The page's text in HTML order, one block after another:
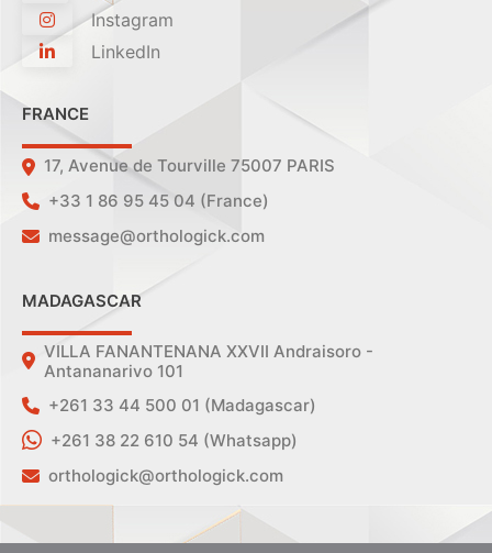
Instagram
LinkedIn
FRANCE
17, Avenue de Tourville 75007 PARIS
+33 1 86 95 45 04 (France)
message@orthologick.com
MADAGASCAR
VILLA FANANTENANA XXVII Andraisoro -
Antananarivo 101
+261 33 44 500 01 (Madagascar)
+261 38 22 610 54 (Whatsapp)
orthologick@orthologick.com